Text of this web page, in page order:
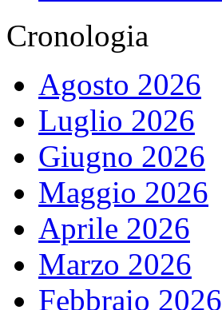
Cronologia
Agosto 2026
Luglio 2026
Giugno 2026
Maggio 2026
Aprile 2026
Marzo 2026
Febbraio 2026